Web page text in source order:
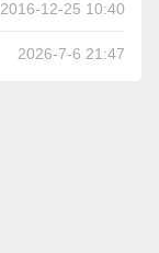
2016-12-25 10:40
2026-7-6 21:47